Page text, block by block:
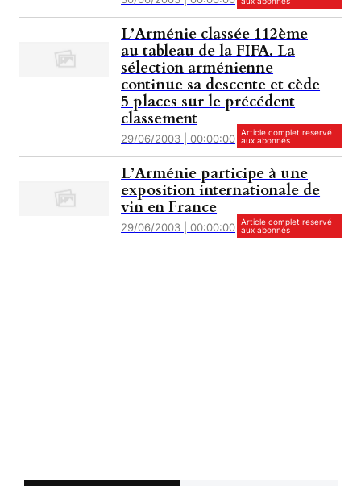
L’Arménie classée 112ème
au tableau de la FIFA. La
sélection arménienne
continue sa descente et cède
5 places sur le précédent
classement
29/06/2003 | 00:00:00 Article complet reservé
aux abonnés
L’Arménie participe à une
exposition internationale de
vin en France
29/06/2003 | 00:00:00 Article complet reservé
aux abonnés